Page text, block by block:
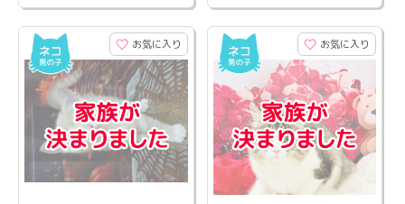
お気に入り お気に入り